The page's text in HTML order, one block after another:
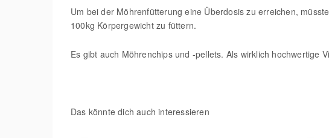
Um bei der Möhrenfütterung eine Überdosis zu erreichen,
100kg Körpergewicht zu füttern.
Es gibt auch Möhrenchips und -pellets. Als wirklich hochwertige
Das könnte dich auch interessieren